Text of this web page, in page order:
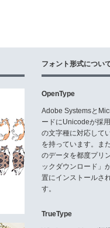
フォント形式につい
OpenType
Adobe Systemsと
ードにUnicodeが採
の文字種に対応して
を持っています。ま
のデータを都度プリ
ックダウンロード」
置にインストールさ
す。
TrueType